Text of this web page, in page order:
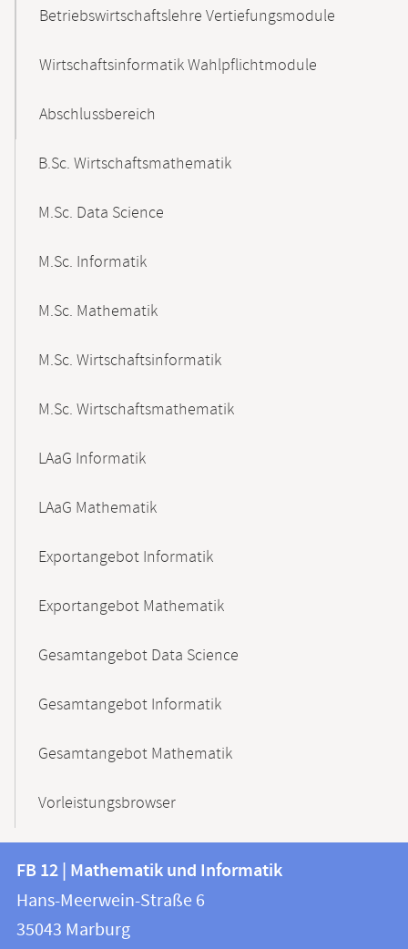
Betriebswirtschaftslehre Vertiefungsmodule
Wirtschaftsinformatik Wahlpflichtmodule
Abschlussbereich
B.Sc. Wirtschaftsmathematik
M.Sc. Data Science
M.Sc. Informatik
M.Sc. Mathematik
M.Sc. Wirtschaftsinformatik
M.Sc. Wirtschaftsmathematik
LAaG Informatik
LAaG Mathematik
Exportangebot Informatik
Exportangebot Mathematik
Gesamtangebot Data Science
Gesamtangebot Informatik
Gesamtangebot Mathematik
Vorleistungsbrowser
Kontakt
und
Informationen
FB
12
|
FB 12 | Mathematik und Informatik
Hans-Meerwein-Straße 6
35043 Marburg